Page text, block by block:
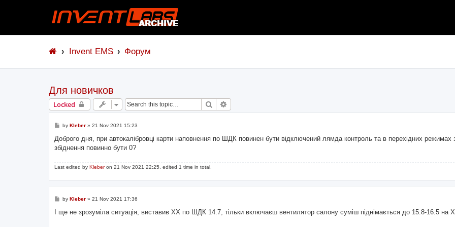
Invent EMS Форум
Для новичков
Locked Search
P
s
by Kleber» 21 Nov 2021 15:23
Доброго дня, при автокалібровці карти наповнення по ШДК повинен бути відключений лямда контроль та в перехідних режимах
збіднення повинно бути 0?
Last edited by Kleberon 21 Nov 2021 22:25, edited 1 time in total.
P
s
by Kleber» 21 Nov 2021 17:36
І ще не зрозуміла ситуація, виставив ХХ по ШДК 14.7, тільки включаєш вентилятор салону суміш піднімається до 15.8-16.5 на